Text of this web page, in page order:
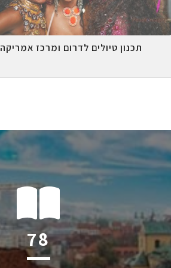
תכנון טיולים לדרום ומרכז אמריקה
123